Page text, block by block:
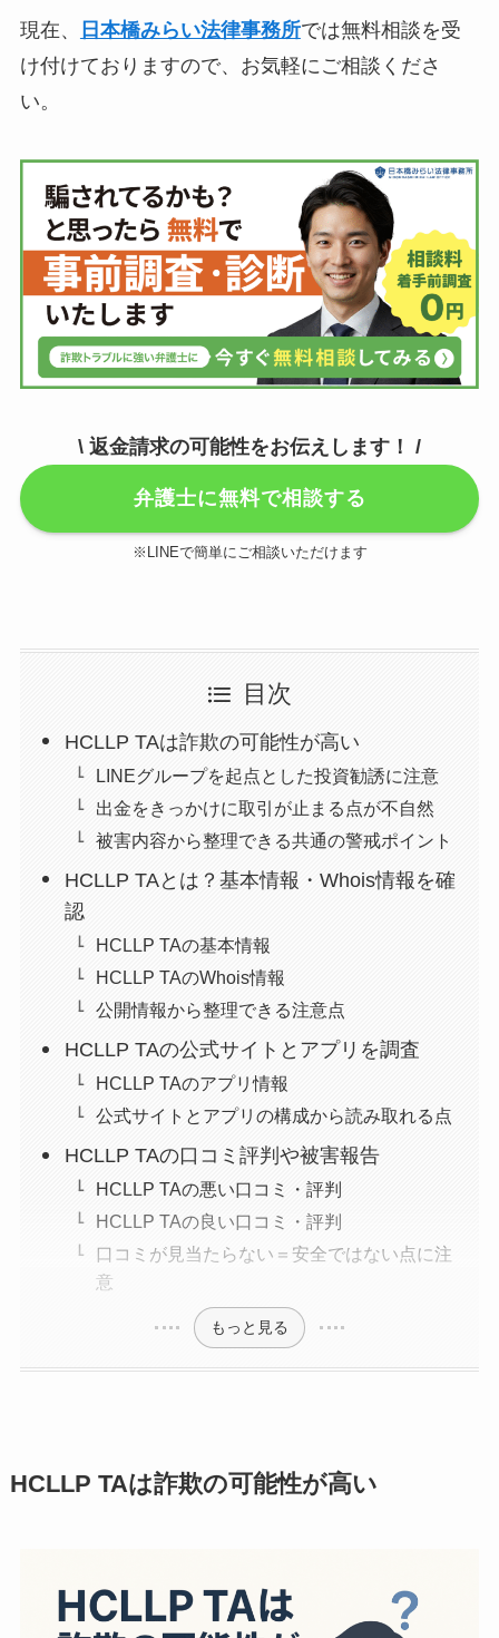
現在、 日本橋みらい法律事務所では無料相談を受
け付けておりますので、お気軽にご相談くださ
い。
\ 返金請求の可能性をお伝えします！ /
弁護士に無料で相談する
※LINEで簡単にご相談いただけます
目次
HCLLP TAは詐欺の可能性が高い
LINEグループを起点とした投資勧誘に注意
出金をきっかけに取引が止まる点が不自然
被害内容から整理できる共通の警戒ポイント
HCLLP TAとは？基本情報・Whois情報を確
認
HCLLP TAの基本情報
HCLLP TAのWhois情報
公開情報から整理できる注意点
HCLLP TAの公式サイトとアプリを調査
HCLLP TAのアプリ情報
公式サイトとアプリの構成から読み取れる点
HCLLP TAの口コミ評判や被害報告
HCLLP TAの悪い口コミ・評判
HCLLP TAの良い口コミ・評判
口コミが見当たらない＝安全ではない点に注
意
もっと見る
HCLLP TAは詐欺の可能性が高い